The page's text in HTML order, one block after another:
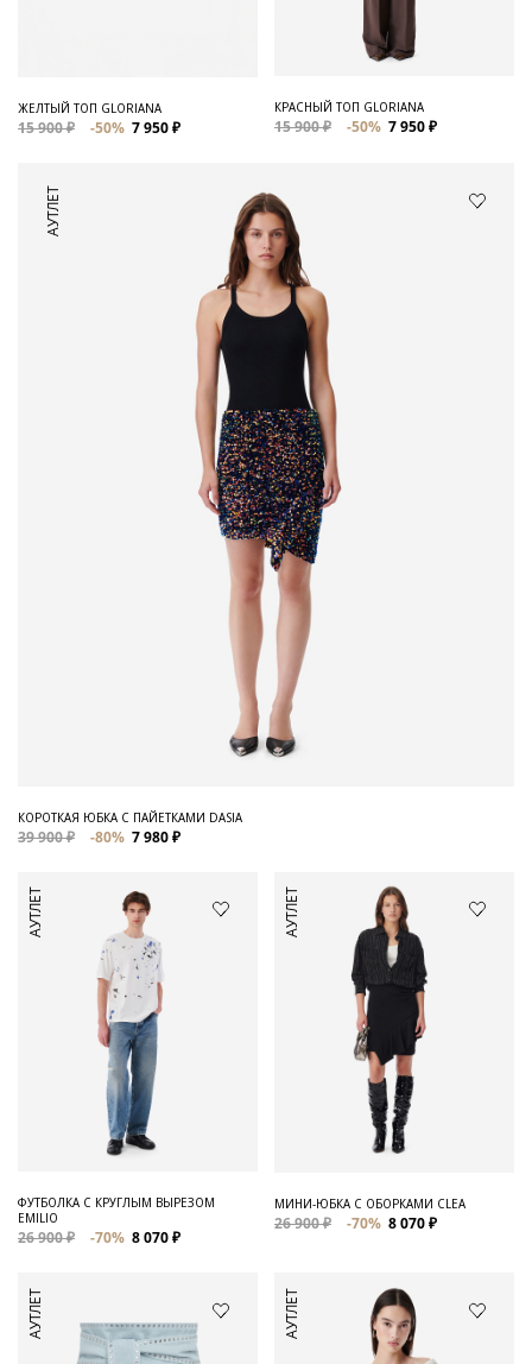
ЖЕЛТЫЙ ТОП GLORIANA
15 900 ₽ -50% 7 950 ₽
КРАСНЫЙ ТОП GLORIANA
15 900 ₽ -50% 7 950 ₽
АУТЛЕТ
КОРОТКАЯ ЮБКА С ПАЙЕТКАМИ DASIA
39 900 ₽ -80% 7 980 ₽
АУТЛЕТ
ФУТБОЛКА С КРУГЛЫМ ВЫРЕЗОМ
EMILIO
26 900 ₽ -70% 8 070 ₽
АУТЛЕТ
МИНИ-ЮБКА С ОБОРКАМИ CLEA
26 900 ₽ -70% 8 070 ₽
АУТЛЕТ АУТЛЕТ